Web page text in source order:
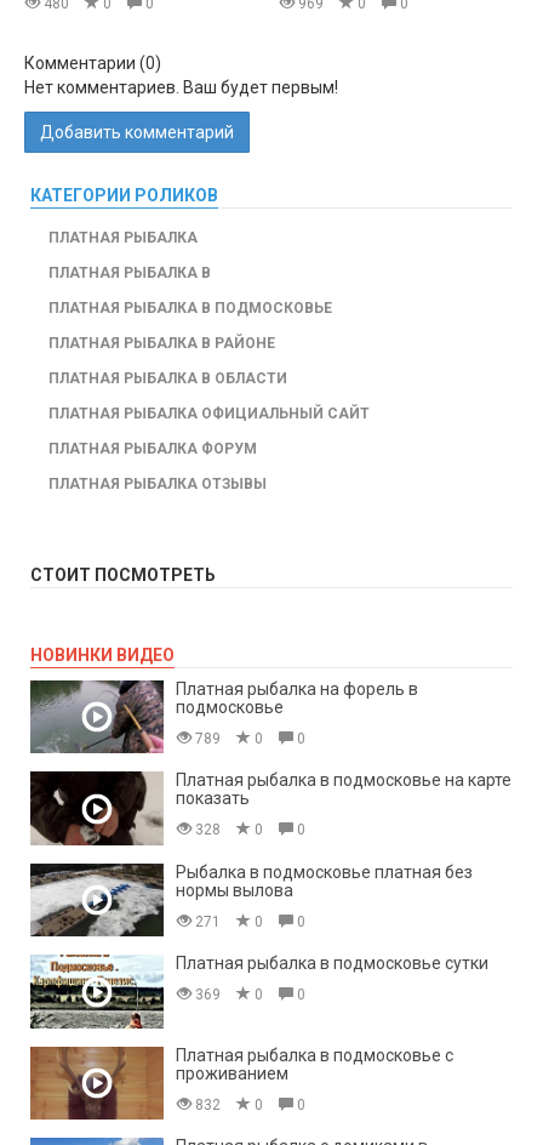
480
0 0 969 0 0
Комментарии (0)
Нет комментариев. Ваш будет первым!
Добавить комментарий
КАТЕГОРИИ РОЛИКОВ
ПЛАТНАЯ РЫБАЛКА
ПЛАТНАЯ РЫБАЛКА В
ПЛАТНАЯ РЫБАЛКА В ПОДМОСКОВЬЕ
ПЛАТНАЯ РЫБАЛКА В РАЙОНЕ
ПЛАТНАЯ РЫБАЛКА В ОБЛАСТИ
ПЛАТНАЯ РЫБАЛКА ОФИЦИАЛЬНЫЙ САЙТ
ПЛАТНАЯ РЫБАЛКА ФОРУМ
ПЛАТНАЯ РЫБАЛКА ОТЗЫВЫ
СТОИТ ПОСМОТРЕТЬ
НОВИНКИ ВИДЕО
Платная рыбалка на форель в
подмосковье
789 0 0
Платная рыбалка в подмосковье на карте
показать
328 0 0
Рыбалка в подмосковье платная без
нормы вылова
271 0 0
Платная рыбалка в подмосковье сутки
369 0 0
Платная рыбалка в подмосковье с
проживанием
832 0 0